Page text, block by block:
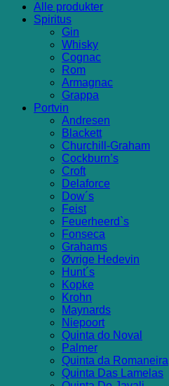
Alle produkter
Spiritus
Gin
Whisky
Cognac
Rom
Armagnac
Grappa
Portvin
Andresen
Blackett
Churchill-Graham
Cockburn’s
Croft
Delaforce
Dow´s
Feist
Feuerheerd`s
Fonseca
Grahams
Øvrige Hedevin
Hunt´s
Kopke
Krohn
Maynards
Niepoort
Quinta do Noval
Palmer
Quinta da Romaneira
Quinta Das Lamelas